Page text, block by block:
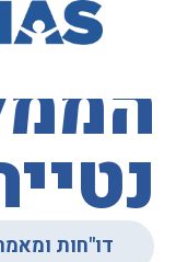
המאגר
דו"חות